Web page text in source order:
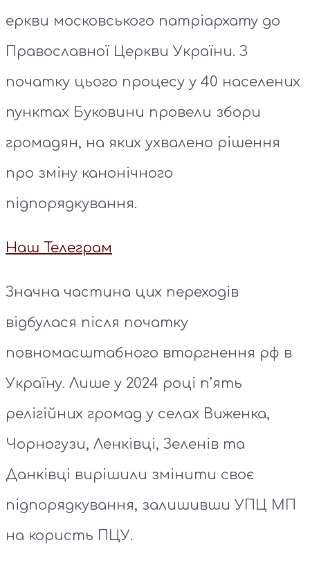
еркви московського патріархату до
Православної Церкви України. З
початку цього процесу у 40 населених
пунктах Буковини провели збори
громадян, на яких ухвалено рішення
про зміну канонічного
підпорядкування.
Наш Телеграм
Значна частина цих переходів
відбулася після початку
повномасштабного вторгнення рф в
Україну. Лише у 2024 році п’ять
релігійних громад у селах Виженка,
Чорногузи, Ленківці, Зеленів та
Данківці вирішили змінити своє
підпорядкування, залишивши УПЦ МП
на користь ПЦУ.